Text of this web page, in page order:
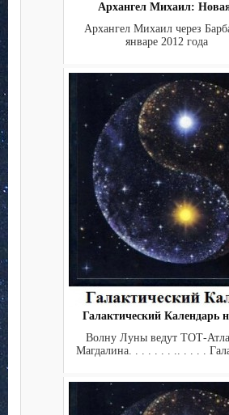
Архангел Михаил:
Архангел Михаил через
январе 2012 года
Галактический Календарь
Волну Луны ведут ТОТ-
Магдалина. . . . . . . .. . . . .